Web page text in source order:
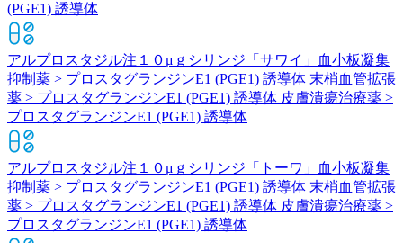
(PGE1) 誘導体
アルプロスタジル注１０μｇシリンジ「サワイ」
血小板凝集
抑制薬 > プロスタグランジンE1 (PGE1) 誘導体 末梢血管拡張
薬 > プロスタグランジンE1 (PGE1) 誘導体 皮膚潰瘍治療薬 >
プロスタグランジンE1 (PGE1) 誘導体
アルプロスタジル注１０μｇシリンジ「トーワ」
血小板凝集
抑制薬 > プロスタグランジンE1 (PGE1) 誘導体 末梢血管拡張
薬 > プロスタグランジンE1 (PGE1) 誘導体 皮膚潰瘍治療薬 >
プロスタグランジンE1 (PGE1) 誘導体